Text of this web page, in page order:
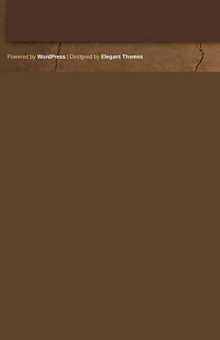
Powered by WordPress | Designed by Elegant Themes